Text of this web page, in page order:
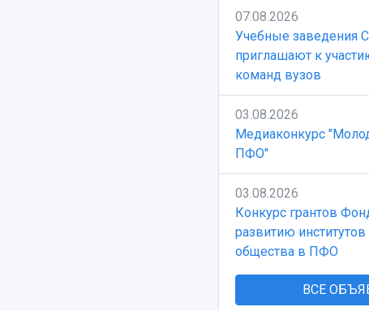
07.08.2026
Учебные заведения
приглашают к
команд вузов
03.08.2026
Медиаконкурс
ПФО"
03.08.2026
Конкурс грантов
развитию
общества в ПФО
ВСЕ